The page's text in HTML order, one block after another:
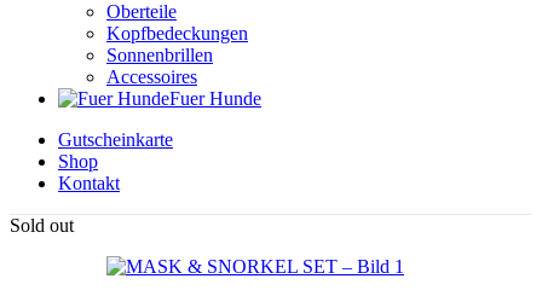
Oberteile
Kopfbedeckungen
Sonnenbrillen
Accessoires
Fuer Hunde
Gutscheinkarte
Shop
Kontakt
Sold out